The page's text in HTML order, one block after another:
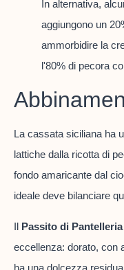
In alternativa,
aggiungono un
ammorbidire la
l'80% di pecora
La cassata siciliana ha
lattiche dalla ricotta di
fondo amaricante dal
ideale deve bilanciare
Il Passito di
eccellenza: dorato, con
ha una dolcezza